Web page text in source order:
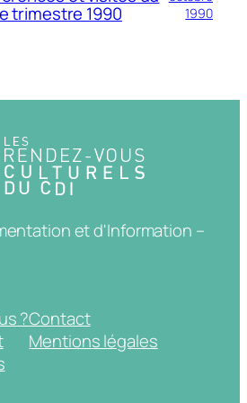
trimestre 1990
1990
et d'Information –
?Contact
Mentions légales